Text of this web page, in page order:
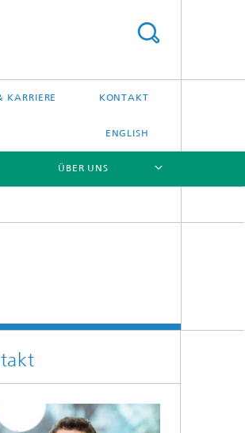
KARRIERE KONTAKT
ENGLISH
ÜBER UNS